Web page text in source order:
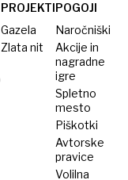
PROJEKTI
Gazela
Zlata nit
POGOJI
Naročniški
Akcije in
nagradne
igre
Spletno
mesto
Piškotki
Avtorske
pravice
Volilna